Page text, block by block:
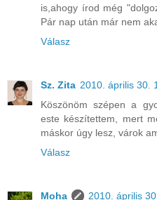
is,ahogy írod még
Pár nap után már nem
Válasz
Sz. Zita 2010. április 30.
Köszönöm szépen a
este készítettem, mert
máskor úgy lesz, várok
Válasz
Moha
2010. április